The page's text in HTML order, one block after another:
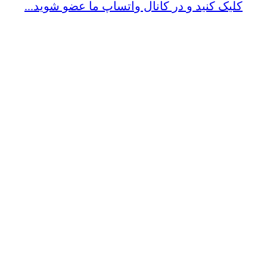
کلیک کنید و در کانال واتساپ ما عضو شوید...